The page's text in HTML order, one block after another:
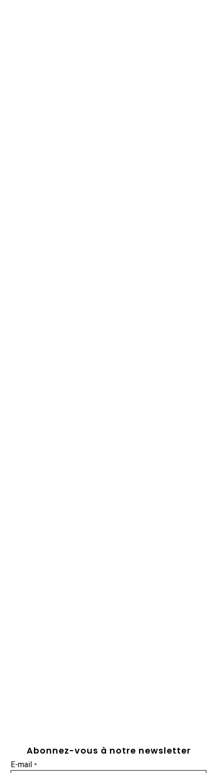
Abonnez-vous à notre newsletter
E-mail*